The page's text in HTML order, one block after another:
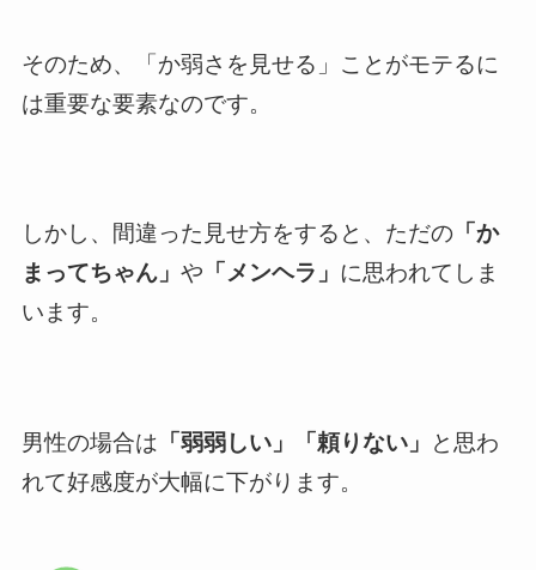
そのため、「か弱さを見せる」ことがモテるに
は重要な要素なのです。
しかし、間違った見せ方をすると、ただの「か
まってちゃん」 や 「メンヘラ」 に思われてしま
います。
男性の場合は 「弱弱しい」「頼りない」
と思わ
れて好感度が大幅に下がります。